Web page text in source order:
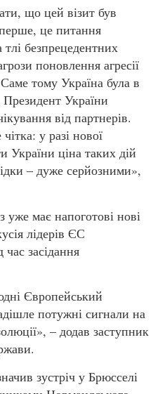
що цей візит був
це питання
безпрецедентних
поновлення агресії
тому Україна була в
Президент України
від партнерів.
у разі нової
України ціна таких дій
– дуже серйозними»,
має напоготові нові
лідерів ЄС
час засідання
Європейський
потужні сигнали на
– додав заступник
зустріч у Брюсселі